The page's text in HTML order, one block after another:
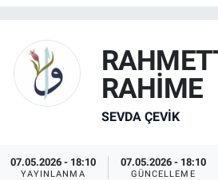
RAHİME
SEVDA ÇEVIK
07.05.2026 - 18:10
YAYINLANMA
07.05.2026 - 18:10
GÜNCELLEME
Eğitim
Ekonomi
İnanç
Tüm Manşetler
Son Dakika Haberleri
Haber Arşivi